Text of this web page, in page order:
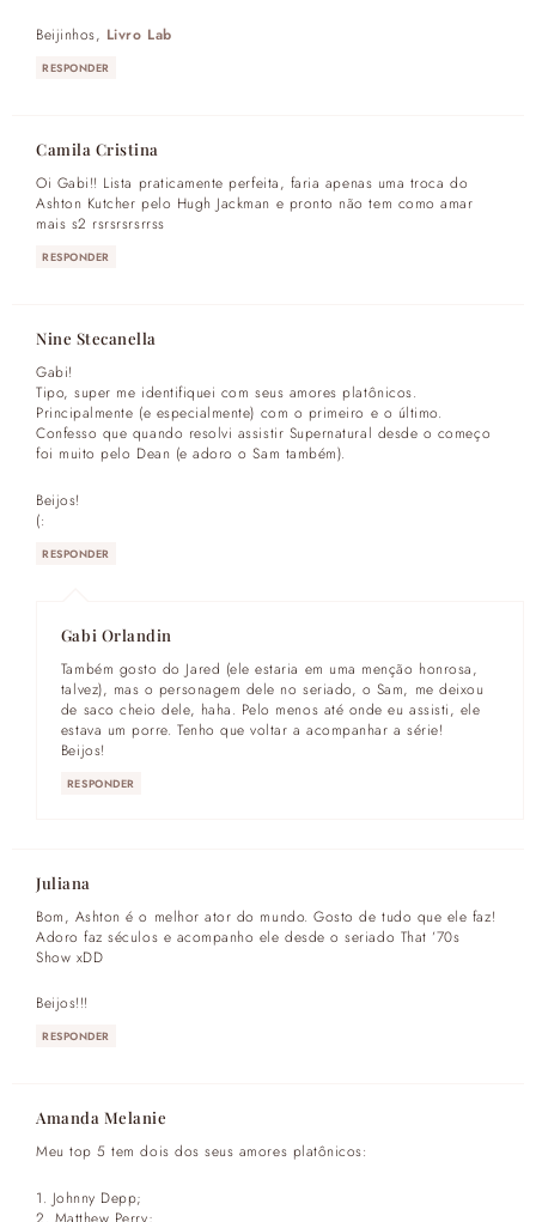
Beijinhos, Livro Lab
RESPONDER
Camila Cristina
Oi Gabi!! Lista praticamente perfeita, faria apenas uma troca do
Ashton Kutcher pelo Hugh Jackman e pronto não tem como amar
mais s2 rsrsrsrsrrss
RESPONDER
Nine Stecanella
Gabi!
Tipo, super me identifiquei com seus amores platônicos.
Principalmente (e especialmente) com o primeiro e o último.
Confesso que quando resolvi assistir Supernatural desde o começo
foi muito pelo Dean (e adoro o Sam também).
Beijos!
(:
RESPONDER
Gabi Orlandin
Também gosto do Jared (ele estaria em uma menção honrosa,
talvez), mas o personagem dele no seriado, o Sam, me deixou
de saco cheio dele, haha. Pelo menos até onde eu assisti, ele
estava um porre. Tenho que voltar a acompanhar a série!
Beijos!
RESPONDER
Juliana
Bom, Ashton é o melhor ator do mundo. Gosto de tudo que ele faz!
Adoro faz séculos e acompanho ele desde o seriado That ’70s
Show xDD
Beijos!!!
RESPONDER
Amanda Melanie
Meu top 5 tem dois dos seus amores platônicos:
1. Johnny Depp;
2. Matthew Perry;